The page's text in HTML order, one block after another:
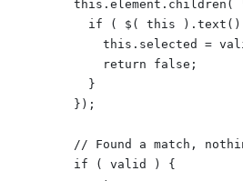
this.element.children(
if ( $( this
this.selected =
            return false;
          }
        });
// Found a match,
        if ( valid ) {